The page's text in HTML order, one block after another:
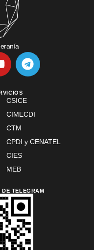
CSICE
CIMECDI
CTM
CPDI y CENATEL
CIES
MEB
DE TELEGRAM